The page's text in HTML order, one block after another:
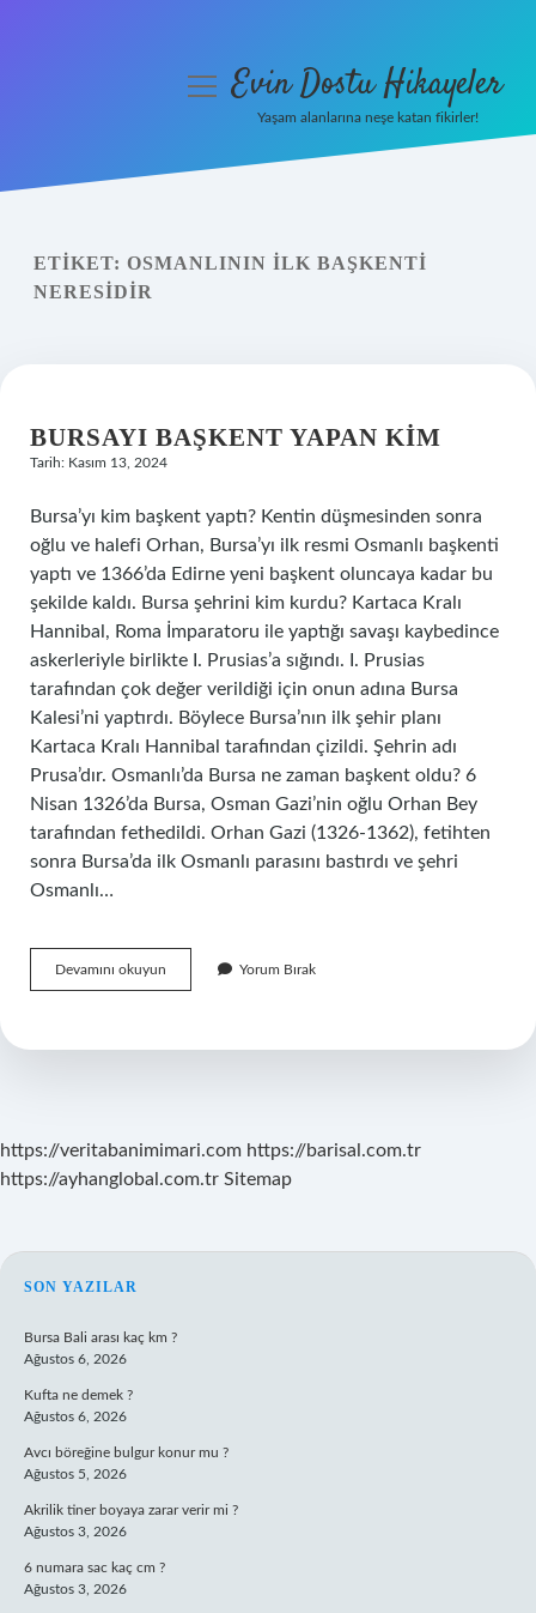
Yasal Uyarı
menüyüEvin Dostu Hikayeler
Yaşam alanlarına neşe katan fikirler!
ETIKET: OSMANLININ ILK BAŞKENTI
NERESIDIR
BURSAYI BAŞKENT YAPAN KIM
Tarih: Kasım 13, 2024
Bursa’yı kim başkent yaptı? Kentin düşmesinden sonra
oğlu ve halefi Orhan, Bursa’yı ilk resmi Osmanlı başkenti
yaptı ve 1366’da Edirne yeni başkent oluncaya kadar bu
şekilde kaldı. Bursa şehrini kim kurdu? Kartaca Kralı
Hannibal, Roma İmparatoru ile yaptığı savaşı kaybedince
askerleriyle birlikte I. Prusias’a sığındı. I. Prusias
tarafından çok değer verildiği için onun adına Bursa
Kalesi’ni yaptırdı. Böylece Bursa’nın ilk şehir planı
Kartaca Kralı Hannibal tarafından çizildi. Şehrin adı
Prusa’dır. Osmanlı’da Bursa ne zaman başkent oldu? 6
Nisan 1326’da Bursa, Osman Gazi’nin oğlu Orhan Bey
tarafından fethedildi. Orhan Gazi (1326-1362), fetihten
sonra Bursa’da ilk Osmanlı parasını bastırdı ve şehri
Osmanlı…
Devamını okuyun
Başkent
Yorum Bırak
https://veritabanimimari.com https://barisal.com.tr
https://ayhanglobal.com.tr Sitemap
SIDEBAR
SON YAZILAR
Bursa Bali arası kaç km ?
Ağustos 6, 2026
Kufta ne demek ?
Ağustos 6, 2026
Avcı böreğine bulgur konur mu ?
Ağustos 5, 2026
Akrilik tiner boyaya zarar verir mi ?
Ağustos 3, 2026
6 numara sac kaç cm ?
Ağustos 3, 2026